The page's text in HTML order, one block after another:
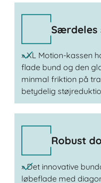
Særdeles
» XL Motion-kassen
flade bund og den
minmal friktion på
betydelig
Robust
» Det innovative
løbeflade med